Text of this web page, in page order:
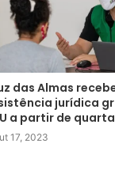
das Almas
jurídica
a partir de
17, 2023